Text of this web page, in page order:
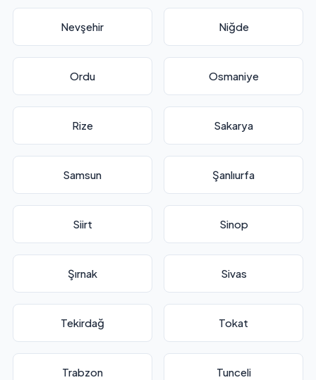
Nevşehir Niğde
Ordu Osmaniye
Rize Sakarya
Samsun Şanlıurfa
Siirt Sinop
Şırnak Sivas
Tekirdağ Tokat
Trabzon Tunceli